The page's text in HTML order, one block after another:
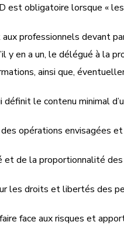
est obligatoire lorsque «
professionnels devant
y en a un, le délégué à la
ainsi que,
le contenu minimal
opérations envisagées
et de la proportionnalité
les droits et libertés des
face aux risques et